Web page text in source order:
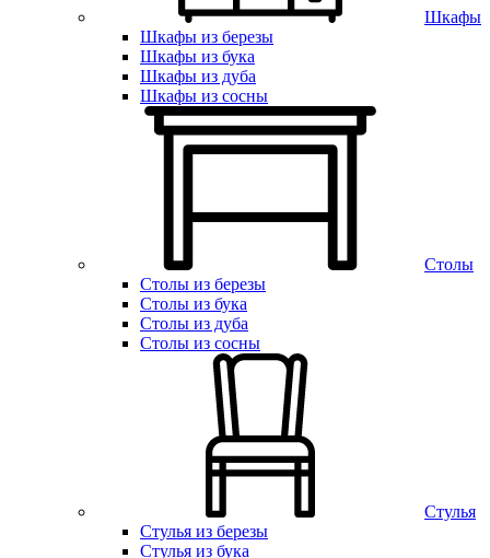
Шкафы
Шкафы из березы
Шкафы из бука
Шкафы из дуба
Шкафы из сосны
Столы
Столы из березы
Столы из бука
Столы из дуба
Столы из сосны
Стулья
Стулья из березы
Стулья из бука